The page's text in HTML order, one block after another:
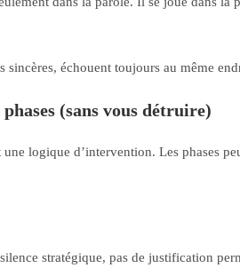
sincères, échouent toujours au même
(sans vous détruire)
logique d’intervention. Les phases
stratégique, pas de justification